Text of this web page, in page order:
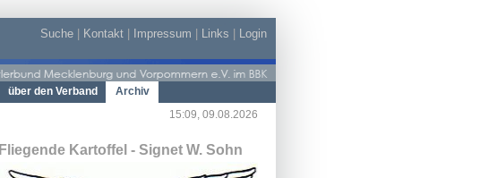
Suche Kontakt Impressum Links Login
über den Verband
Archiv
15:09, 09.08.2026
Fliegende Kartoffel - Signet W. Sohn